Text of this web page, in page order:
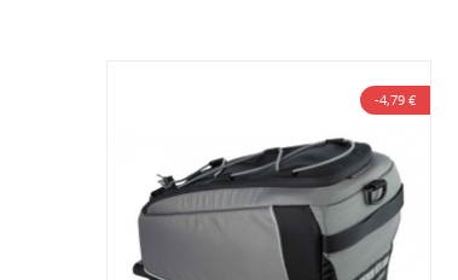
-4,79 €